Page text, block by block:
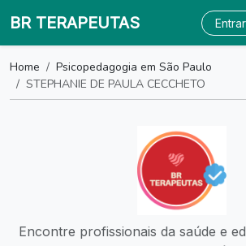
BR TERAPEUTAS Entrar
Home
Psicopedagogia em São Paulo
STEPHANIE DE PAULA CECCHETO
Encontre profissionais da saúde e